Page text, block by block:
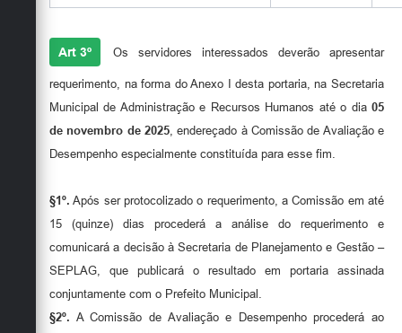
Art 3º Os servidores interessados deverão apresentar
requerimento, na forma do Anexo I desta portaria, na Secretaria
Municipal de Administração e Recursos Humanos até o dia 05
de novembro de 2025, endereçado à Comissão de Avaliação e
Desempenho especialmente constituída para esse fim.
§1º. Após ser protocolizado o requerimento, a Comissão em até
15 (quinze) dias procederá a análise do requerimento e
comunicará a decisão à Secretaria de Planejamento e Gestão –
SEPLAG, que publicará o resultado em portaria assinada
conjuntamente com o Prefeito Municipal.
§2º. A Comissão de Avaliação e Desempenho procederá ao